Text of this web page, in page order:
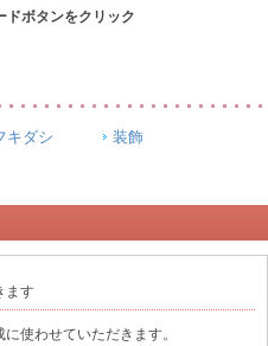
ドボタンをクリック
キダシ
装飾
ます
使わせていただきます。